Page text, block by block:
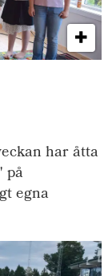
har åtta
på
egna